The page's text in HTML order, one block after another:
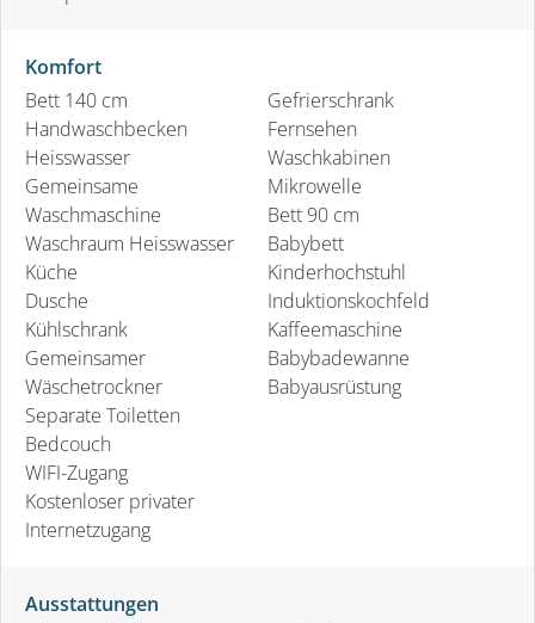
Komfort
Bett 140 cm
Handwaschbecken
Heisswasser
Gemeinsame
Waschmaschine
Waschraum Heisswasser
Küche
Dusche
Kühlschrank
Gemeinsamer
Wäschetrockner
Separate Toiletten
Bedcouch
WIFI-Zugang
Kostenloser privater
Internetzugang
Gefrierschrank
Fernsehen
Waschkabinen
Mikrowelle
Bett 90 cm
Babybett
Kinderhochstuhl
Induktionskochfeld
Kaffeemaschine
Babybadewanne
Babyausrüstung
Ausstattungen